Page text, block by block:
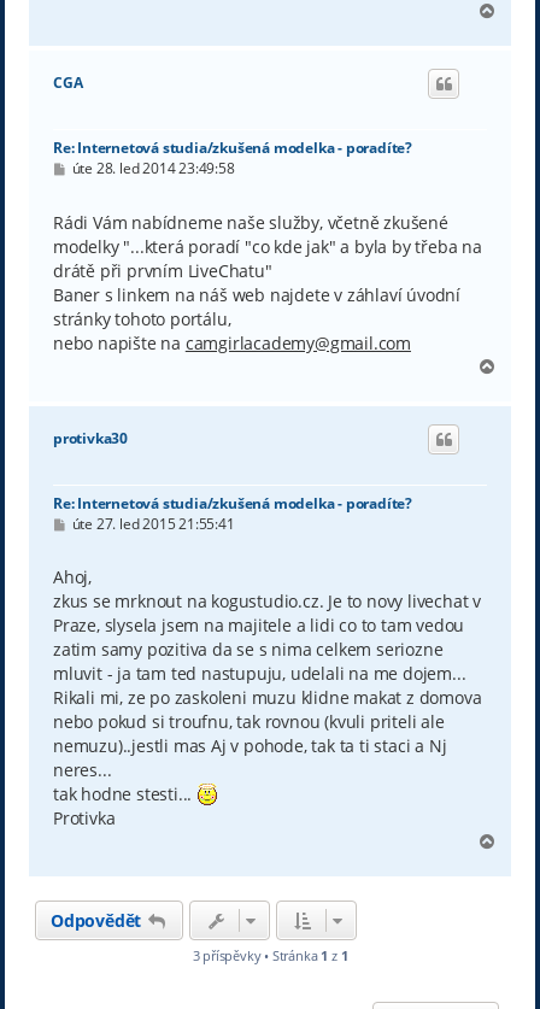
h
CGA
Re: Internetová studia/zkušená modelka - poradíte?
P
s
p
ě
v
k
úte 28. led 2014 23:49:58
Rádi Vám nabídneme naše služby, včetně zkušené
modelky "...která poradí "co kde jak" a byla by třeba na
drátě při prvním LiveChatu"
Baner s linkem na náš web najdete v záhlaví úvodní
stránky tohoto portálu,
nebo napište na camgirlacademy@gmail.com
h
protivka30
Re: Internetová studia/zkušená modelka - poradíte?
P
s
p
ě
v
e
k
úte 27. led 2015 21:55:41
Ahoj,
zkus se mrknout na kogustudio.cz. Je to novy livechat v
Praze, slysela jsem na majitele a lidi co to tam vedou
zatim samy pozitiva da se s nima celkem seriozne
mluvit - ja tam ted nastupuju, udelali na me dojem...
Rikali mi, ze po zaskoleni muzu klidne makat z domova
nebo pokud si troufnu, tak rovnou (kvuli priteli ale
nemuzu)..jestli mas Aj v pohode, tak ta ti staci a Nj
neres...
tak hodne stesti...
Protivka
h
Odpovědět
3 příspěvky • Stránka 1 z 1